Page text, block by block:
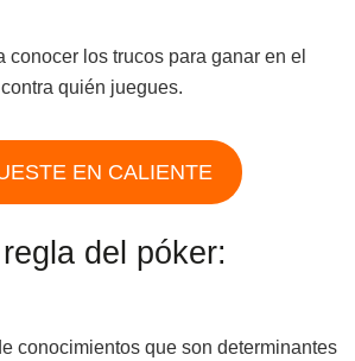
conocer los trucos para ganar en el
quién juegues.
EN CALIENTE
del póker:
conocimientos que son determinantes